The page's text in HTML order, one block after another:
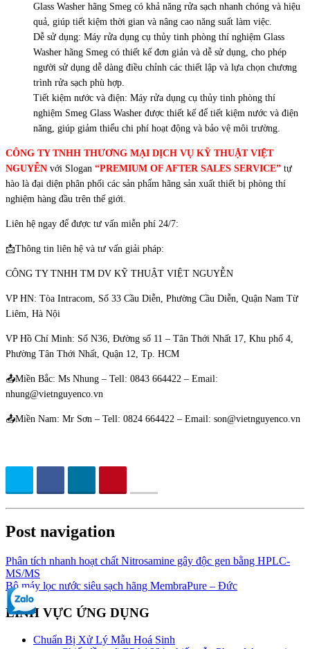
Glass Washer hãng Smeg có khả năng rửa sạch nhanh chóng và hiệu
quả, giúp tiết kiệm thời gian và nâng cao năng suất làm việc.
Dễ sử dụng: Máy rửa dụng cụ thủy tinh phòng thí nghiệm Glass
Washer hãng Smeg có thiết kế đơn giản và dễ sử dụng, cho phép
người sử dụng dễ dàng điều chỉnh các thiết lập và lựa chọn chương
trình rửa sạch phù hợp.
Tiết kiệm nước và điện: Máy rửa dụng cụ thủy tinh phòng thí
nghiệm Smeg Glass Washer được thiết kế để tiết kiệm nước và điện
năng, giúp giảm thiểu chi phí hoạt động và bảo vệ môi trường.
CÔNG TY TNHH THƯƠNG MẠI DỊCH VỤ KỸ THUẬT VIỆT
NGUYỄN với Slogan “PREMIUM OF AFTER SALES SERVICE” tự
hào là đại diện phân phối các sản phẩm hãng sản xuất thiết bị phòng thí
nghiệm hàng đầu trên thế giới.
Liên hệ ngay để được tư vấn miễn phí 24/7:
📩Thông tin liên hệ và tư vấn giải pháp:
CÔNG TY TNHH TM DV KỸ THUẬT VIỆT NGUYỄN
VP HN: Tòa Intracom, Số 33 Cầu Diễn, Phường Cầu Diễn, Quận Nam Từ
Liêm, Hà Nội
VP Hồ Chí Minh: Số N36, Đường số 11 – Tân Thới Nhất 17, Khu phố 4,
Phường Tân Thới Nhất, Quận 12, Tp. HCM
📤Miền Bắc: Ms Nhung – Tell: 0843 664422 – Email:
nhung@vietnguyenco.vn
📤Miền Nam: Mr Sơn – Tell: 0824 664422 – Email: son@vietnguyenco.vn
Post navigation
Phân tích nhanh hoạt chất Nitrosamine gây độc gen bằng HPLC-
MS/MS
Bộ máy lọc nước siêu sạch hãng MembraPure – Đức
LĨNH VỰC ỨNG DỤNG
Chuẩn Bị Xử Lý Mẫu Hoá Sinh